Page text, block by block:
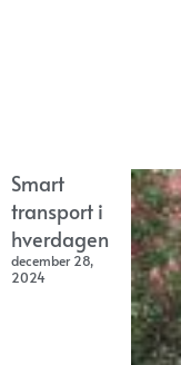
Smart
transport i
hverdagen
december 28,
2024